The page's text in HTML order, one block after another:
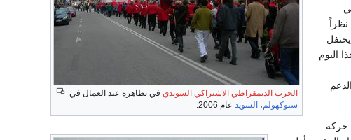
الحزب الديمقراطي الاشتراكي السويدي في تظاهرة عيد العمال في
ستوكهولم، السويد عام 2006.
1958، نظراً
يحتفل
اليوم
حركة